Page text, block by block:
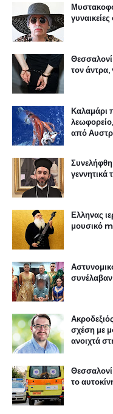
τον άντρα,
Καλαμάρι
από
Συνελήφθη
γεννητικά
Ελληνας
μουσικό
σχέση με
ανοιχτά
το